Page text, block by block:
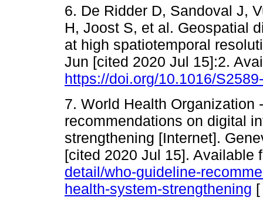
6. De Ridder D, Sandoval J,
H, Joost S, et al. Geospatial
at high spatiotemporal
Jun [cited 2020 Jul 15]:2.
https://doi.org/10.1016/
7. World Health Organization
recommendations on digital
strengthening [Internet].
[cited 2020 Jul 15]. Available
detail/who-guideline-
health-system-strengthening